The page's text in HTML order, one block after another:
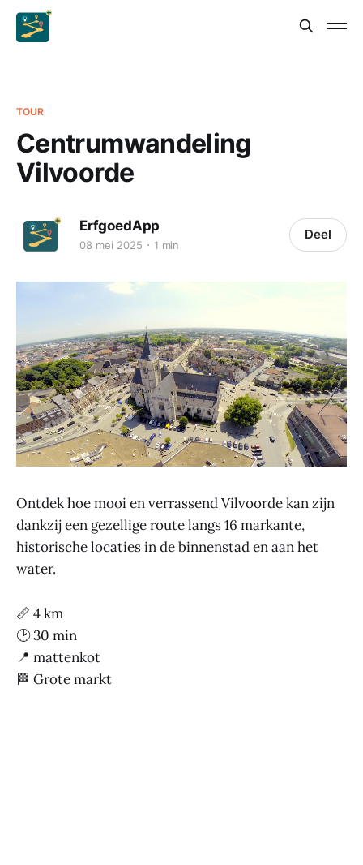
TOUR
Centrumwandeling
Vilvoorde
ErfgoedApp
08 mei 2025 1 min
Deel
Ontdek hoe mooi en verrassend Vilvoorde kan zijn
dankzij een gezellige route langs 16 markante,
historische locaties in de binnenstad en aan het
water.
📏 4 km
🕑 30 min
📍 mattenkot
🏁 Grote markt